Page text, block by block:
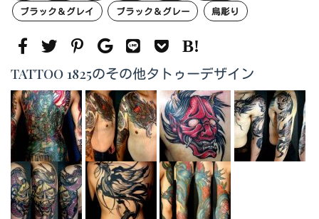
ブラック＆グレイ
ブラック＆グレー 烏彫り
TATTOO 1825のその他タトゥーデザイン